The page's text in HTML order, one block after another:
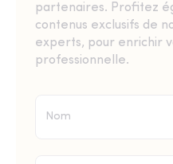
partenaires. Profitez
contenus exclusifs de
experts, pour enrichir
professionnelle.